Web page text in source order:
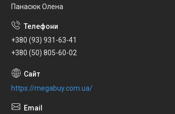
Панасюк Олена
+380 (93) 931-63-41
+380 (50) 805-60-02
https://megabuy.com.ua/